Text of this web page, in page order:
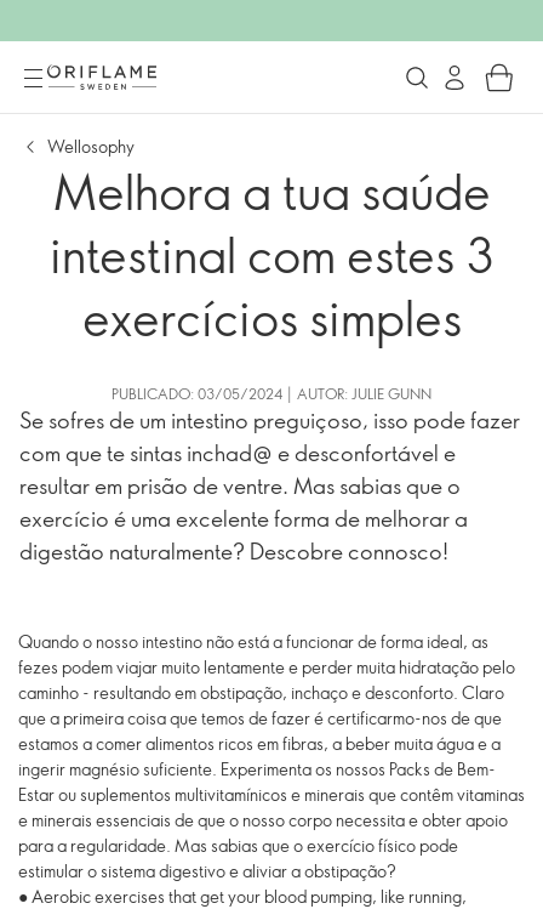
Wellosophy
Melhora a tua saúde
intestinal com estes 3
exercícios simples
PUBLICADO: 03/05/2024 | AUTOR: JULIE GUNN
Se sofres de um intestino preguiçoso, isso pode fazer
com que te sintas inchad@ e desconfortável e
resultar em prisão de ventre. Mas sabias que o
exercício é uma excelente forma de melhorar a
digestão naturalmente? Descobre connosco!
Quando o nosso intestino não está a funcionar de forma ideal, as
fezes podem viajar muito lentamente e perder muita hidratação pelo
caminho - resultando em obstipação, inchaço e desconforto. Claro
que a primeira coisa que temos de fazer é certificarmo-nos de que
estamos a comer alimentos ricos em fibras, a beber muita água e a
ingerir magnésio suficiente. Experimenta os nossos Packs de Bem-
Estar ou suplementos multivitamínicos e minerais que contêm vitaminas
e minerais essenciais de que o nosso corpo necessita e obter apoio
para a regularidade. Mas sabias que o exercício físico pode
estimular o sistema digestivo e aliviar a obstipação?
● Aerobic exercises that get your blood pumping, like running,